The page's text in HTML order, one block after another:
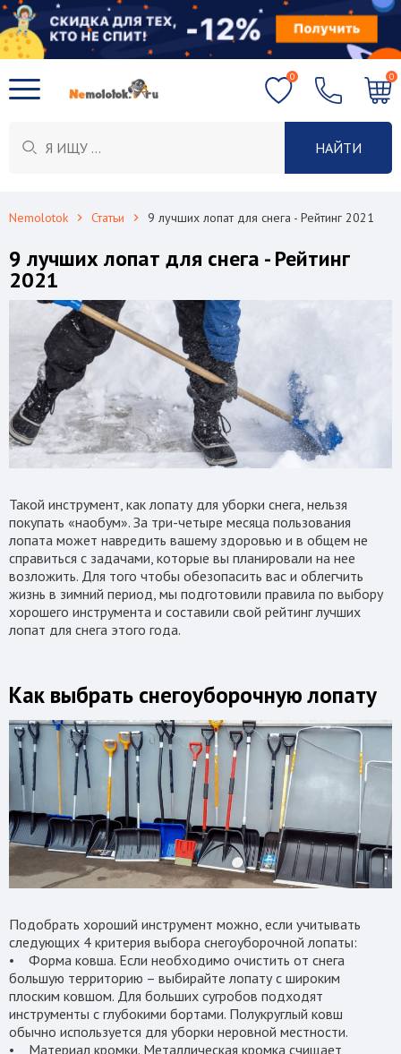
НАЙТИ
0 0
Nemolotok Статьи 9 лучших лопат для снега - Рейтинг 2021
9 лучших лопат для снега - Рейтинг
2021
Такой инструмент, как лопату для уборки снега, нельзя
покупать «наобум». За три-четыре месяца пользования
лопата может навредить вашему здоровью и в общем не
справиться с задачами, которые вы планировали на нее
возложить. Для того чтобы обезопасить вас и облегчить
жизнь в зимний период, мы подготовили правила по выбору
хорошего инструмента и составили свой рейтинг лучших
лопат для снега этого года.
Как выбрать снегоуборочную лопату
Подобрать хороший инструмент можно, если учитывать
следующих 4 критерия выбора снегоуборочной лопаты:
• Форма ковша. Если необходимо очистить от снега
большую территорию – выбирайте лопату с широким
плоским ковшом. Для больших сугробов подходят
инструменты с глубокими бортами. Полукруглый ковш
обычно используется для уборки неровной местности.
• Материал кромки. Металлическая кромка счищает